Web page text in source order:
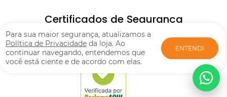
Para sua maior segurança, atualizamos a
Política de Privacidade da loja. Ao
continuar navegando, entendemos que
você está ciente e de acordo com elas.
ENTENDI
Certificados de Segurança